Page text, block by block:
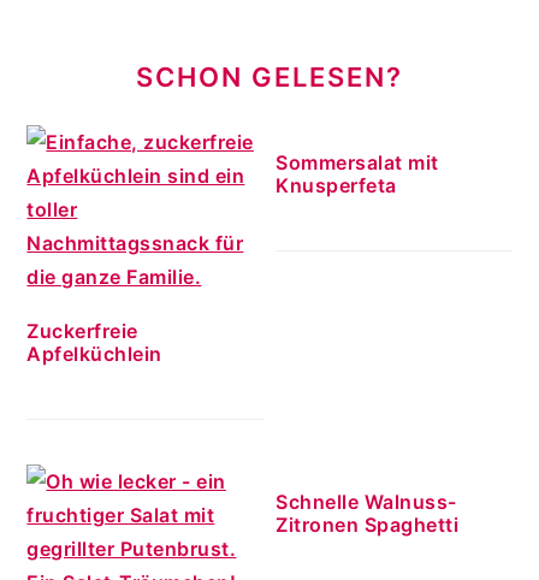
SCHON GELESEN?
Zuckerfreie
Apfelküchlein
Sommersalat mit
Knusperfeta
Schnelle Walnuss-
Zitronen Spaghetti